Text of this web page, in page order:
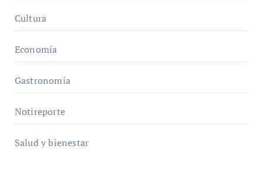
Cultura
Economía
Gastronomía
Notireporte
Salud y bienestar